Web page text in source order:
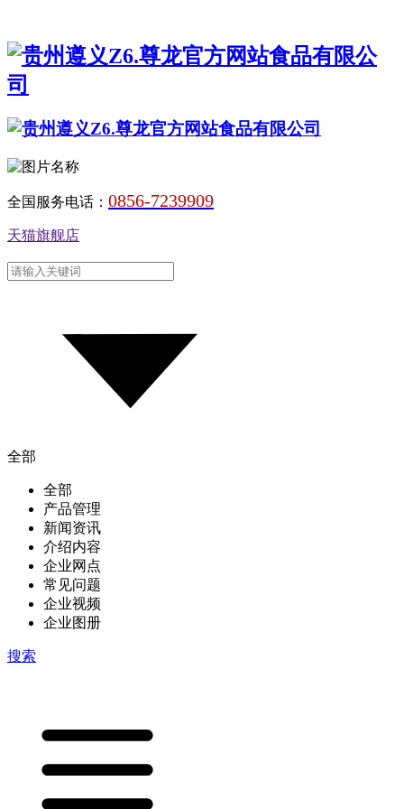
全国服务电话： 0856-7239909
天猫旗舰店
全部
全部
产品管理
新闻资讯
介绍内容
企业网点
常见问题
企业视频
企业图册
搜索